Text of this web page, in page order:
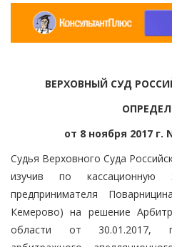
ВЕРХОВНЫЙ СУД
от 8 ноября 2017 г.
Судья Верховного Суда
изучив по кассационную
предпринимателя
Кемерово) на решение
области от 30.01.2017,